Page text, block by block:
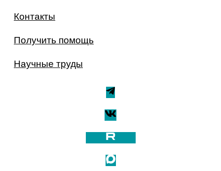
Контакты
Получить помощь
Научные труды